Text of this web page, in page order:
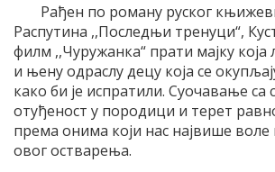
Рађен по роману руског
Распутина ,,Последњи тренуци“,
филм ,,Чуружанка“ прати мајку
и њену одраслу децу која се
како би је испратили. Суочавање са
отуђеност у породици и терет
према онима који нас највише воле
овог остварења.